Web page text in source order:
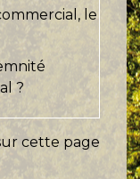
le
?
cette page